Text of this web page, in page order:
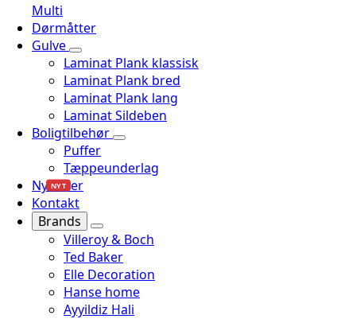
Multi
Dørmåtter
Gulve
Laminat Plank klassisk
Laminat Plank bred
Laminat Plank lang
Laminat Sildeben
Boligtilbehør
Puffer
Tæppeunderlag
Nyheder
NYT
Kontakt
Brands
Villeroy & Boch
Ted Baker
Elle Decoration
Hanse home
Ayyildiz Hali